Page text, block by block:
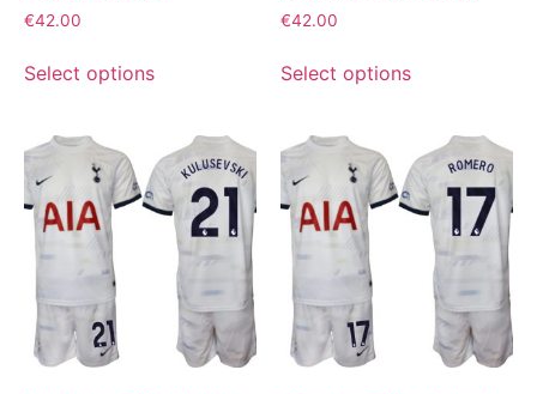
€42.00
Select options
€42.00
Select options